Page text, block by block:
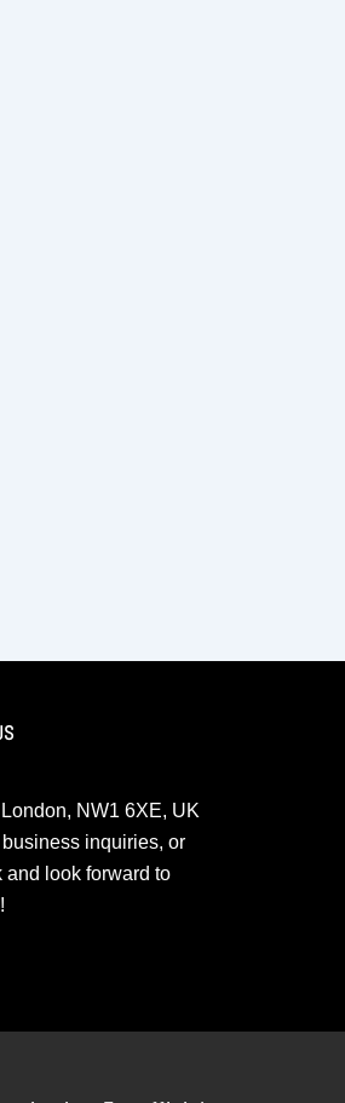
NW1 6XE, UK
inquiries, or
and look forward to